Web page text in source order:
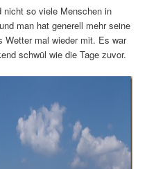
nicht so viele Menschen in
man hat generell mehr seine
Wetter mal wieder mit. Es war
schwül wie die Tage zuvor.